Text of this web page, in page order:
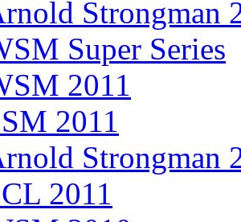
Strongman
Super Series
2011
2011
Strongman
2011